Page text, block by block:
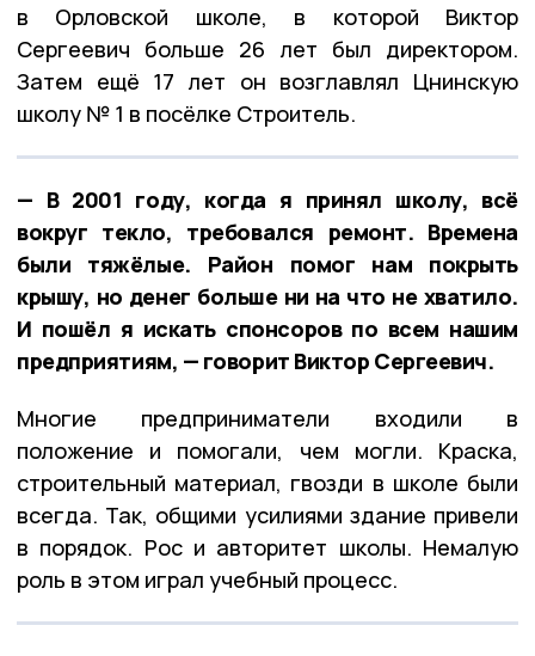
в Орловской школе, в которой Виктор
Сергеевич больше 26 лет был директором.
Затем ещё 17 лет он возглавлял Цнинскую
школу № 1 в посёлке Строитель.
— В 2001 году, когда я принял школу, всё
вокруг текло, требовался ремонт. Времена
были тяжёлые. Район помог нам покрыть
крышу, но денег больше ни на что не хватило.
И пошёл я искать спонсоров по всем нашим
предприятиям, — говорит Виктор Сергеевич.
Многие предприниматели входили в
положение и помогали, чем могли. Краска,
строительный материал, гвозди в школе были
всегда. Так, общими усилиями здание привели
в порядок. Рос и авторитет школы. Немалую
роль в этом играл учебный процесс.